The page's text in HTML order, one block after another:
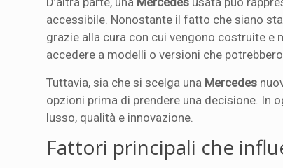
accessibile. Nonostante il fatto che siano
grazie alla cura con cui vengono costruite e
accedere a modelli o versioni che
Tuttavia, sia che si scelga una Mercedes
opzioni prima di prendere una decisione. In
lusso, qualità e innovazione.
Fattori principali che